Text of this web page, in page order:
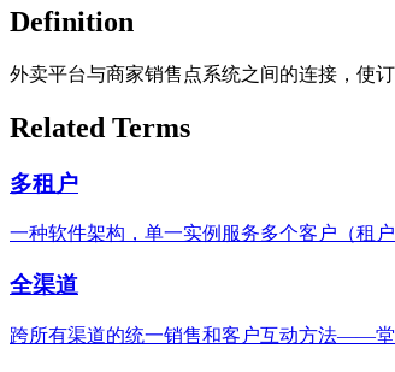
Definition
外卖平台与商家销售点系统之间的连接，使
Related Terms
多租户
一种软件架构，单一实例服务多个客户（租
全渠道
跨所有渠道的统一销售和客户互动方法——